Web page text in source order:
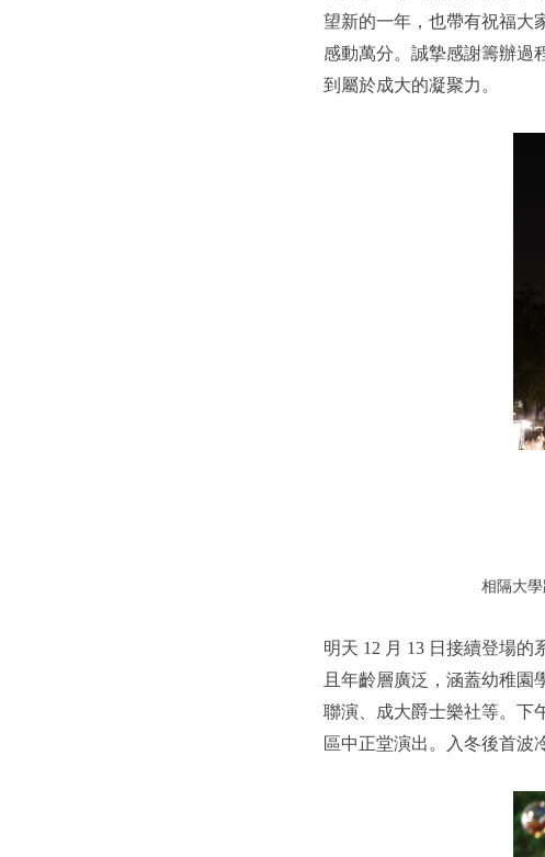
望新的一年，也帶有祝福大
感動萬分。誠摯感謝籌辦過
到屬於成大的凝聚力。
相隔大
明天 12 月 13 日接續登場
且年齡層廣泛，涵蓋幼稚園
聯演、成大爵士樂社等。下
區中正堂演出。入冬後首波